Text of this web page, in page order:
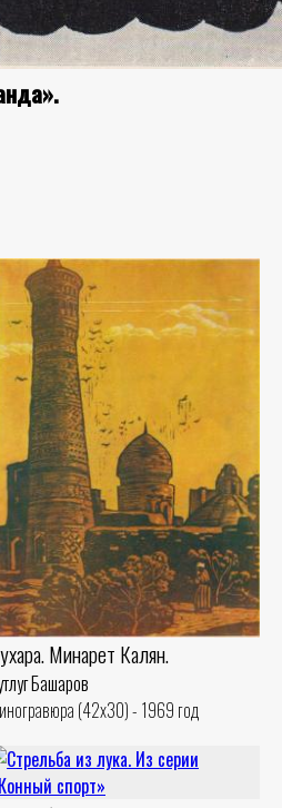
Минарет Калян.
Башаров
(42x30) - 1969 год